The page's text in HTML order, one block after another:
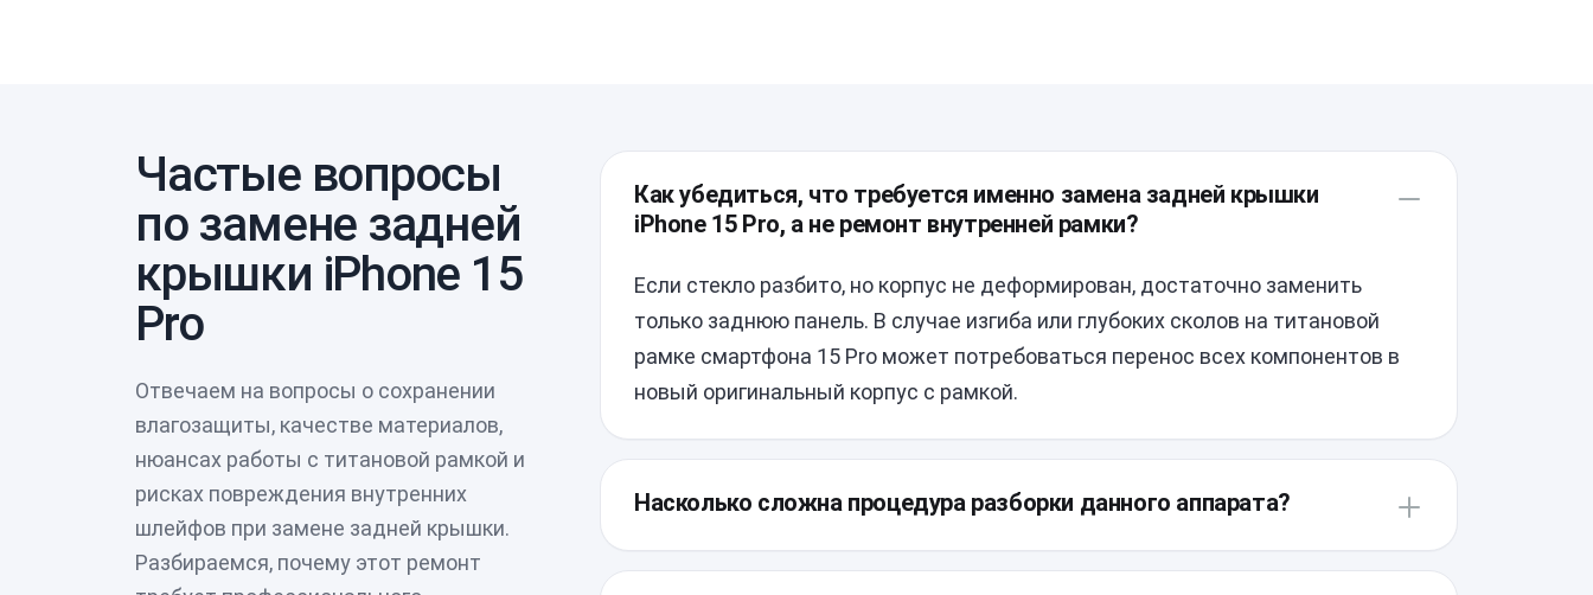
Частые вопросы
по замене задней
крышки iPhone 15
Pro
Отвечаем на вопросы о сохранении
влагозащиты, качестве материалов,
нюансах работы с титановой рамкой и
рисках повреждения внутренних
шлейфов при замене задней крышки.
Разбираемся, почему этот ремонт
Как убедиться, что требуется именно замена задней крышки
iPhone 15 Pro, а не ремонт внутренней рамки?
Если стекло разбито, но корпус не деформирован, достаточно заменить
только заднюю панель. В случае изгиба или глубоких сколов на титановой
рамке смартфона 15 Pro может потребоваться перенос всех компонентов в
новый оригинальный корпус с рамкой.
Насколько сложна процедура разборки данного аппарата?
Конструкция этого устройства подразумевает доступ через снятие дисплея